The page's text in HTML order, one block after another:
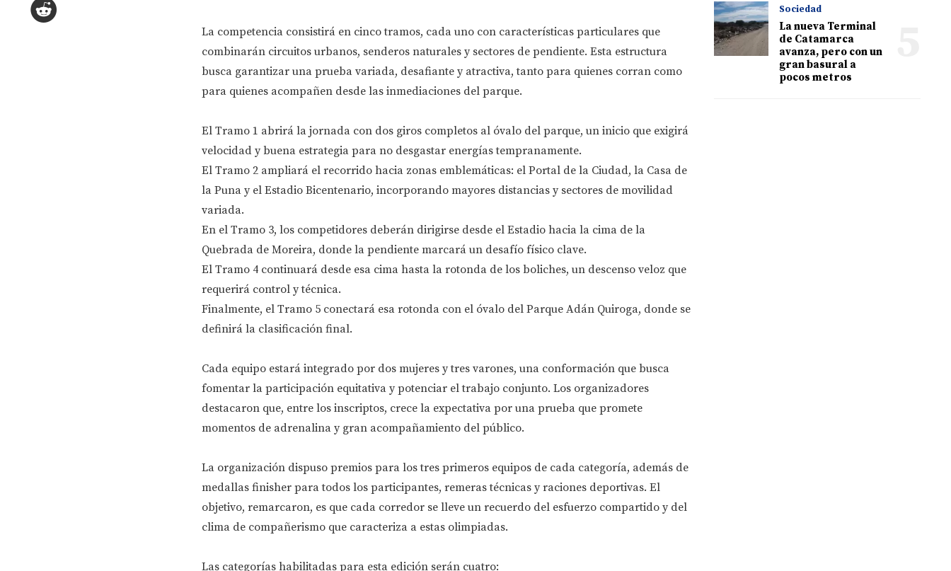
La competencia consistirá en cinco tramos, cada uno con características particulares que
combinarán circuitos urbanos, senderos naturales y sectores de pendiente. Esta estructura
busca garantizar una prueba variada, desafiante y atractiva, tanto para quienes corran como
para quienes acompañen desde las inmediaciones del parque.
El Tramo 1 abrirá la jornada con dos giros completos al óvalo del parque, un inicio que exigirá
velocidad y buena estrategia para no desgastar energías tempranamente.
El Tramo 2 ampliará el recorrido hacia zonas emblemáticas: el Portal de la Ciudad, la Casa de
la Puna y el Estadio Bicentenario, incorporando mayores distancias y sectores de movilidad
variada.
En el Tramo 3, los competidores deberán dirigirse desde el Estadio hacia la cima de la
Quebrada de Moreira, donde la pendiente marcará un desafío físico clave.
El Tramo 4 continuará desde esa cima hasta la rotonda de los boliches, un descenso veloz que
requerirá control y técnica.
Finalmente, el Tramo 5 conectará esa rotonda con el óvalo del Parque Adán Quiroga, donde se
definirá la clasificación final.
Cada equipo estará integrado por dos mujeres y tres varones, una conformación que busca
fomentar la participación equitativa y potenciar el trabajo conjunto. Los organizadores
destacaron que, entre los inscriptos, crece la expectativa por una prueba que promete
momentos de adrenalina y gran acompañamiento del público.
La organización dispuso premios para los tres primeros equipos de cada categoría, además de
medallas finisher para todos los participantes, remeras técnicas y raciones deportivas. El
objetivo, remarcaron, es que cada corredor se lleve un recuerdo del esfuerzo compartido y del
clima de compañerismo que caracteriza a estas olimpiadas.
Las categorías habilitadas para esta edición serán cuatro:
Sociedad
La nueva Terminal
de Catamarca
avanza, pero con un
gran basural a
pocos metros